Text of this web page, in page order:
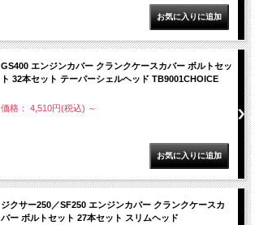
GS400 エンジンカバー クランクケースカバー ボルトセッ
ト 32本セット テーパーシェルヘッド TB9001CHOICE
価格： 4,510円(税込) ～
ジクサー250／SF250 エンジンカバー クランクケースカ
バー ボルトセット 27本セット スリムヘッド